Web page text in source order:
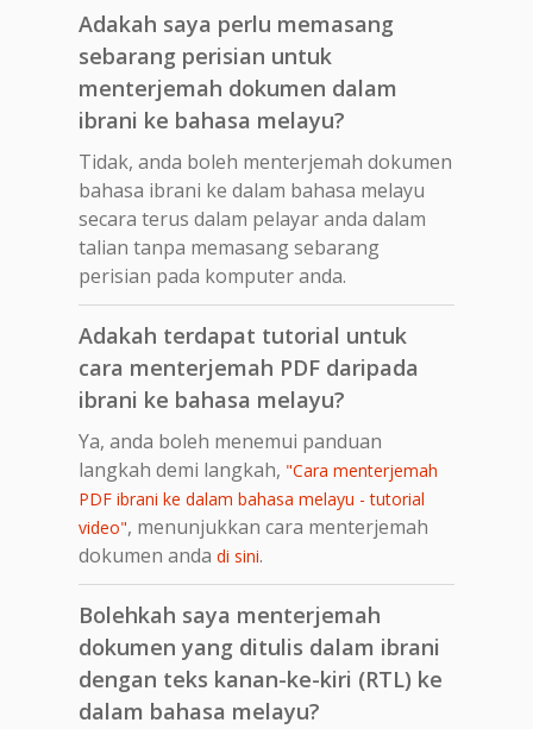
Adakah saya perlu memasang
sebarang perisian untuk
menterjemah dokumen dalam
ibrani ke bahasa melayu?
Tidak, anda boleh menterjemah dokumen
bahasa ibrani ke dalam bahasa melayu
secara terus dalam pelayar anda dalam
talian tanpa memasang sebarang
perisian pada komputer anda.
Adakah terdapat tutorial untuk
cara menterjemah PDF daripada
ibrani ke bahasa melayu?
Ya, anda boleh menemui panduan
langkah demi langkah, "Cara menterjemah
PDF ibrani ke dalam bahasa melayu - tutorial
video", menunjukkan cara menterjemah
dokumen anda di sini.
Bolehkah saya menterjemah
dokumen yang ditulis dalam ibrani
dengan teks kanan-ke-kiri (RTL) ke
dalam bahasa melayu?